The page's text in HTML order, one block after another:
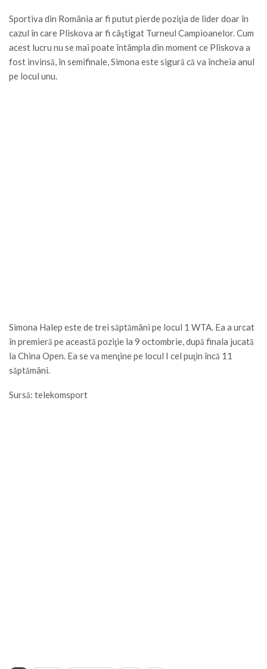
Sportiva din România ar fi putut pierde poziţia de lider doar în
cazul în care Pliskova ar fi câştigat Turneul Campioanelor. Cum
acest lucru nu se mai poate întâmpla din moment ce Pliskova a
fost invinsă, în semifinale, Simona este sigură că va încheia anul
pe locul unu.
Simona Halep este de trei săptămâni pe locul 1 WTA. Ea a urcat
în premieră pe această poziţie la 9 octombrie, după finala jucată
la China Open. Ea se va menţine pe locul I cel puţin încă 11
săptămâni.
Sursă: telekomsport